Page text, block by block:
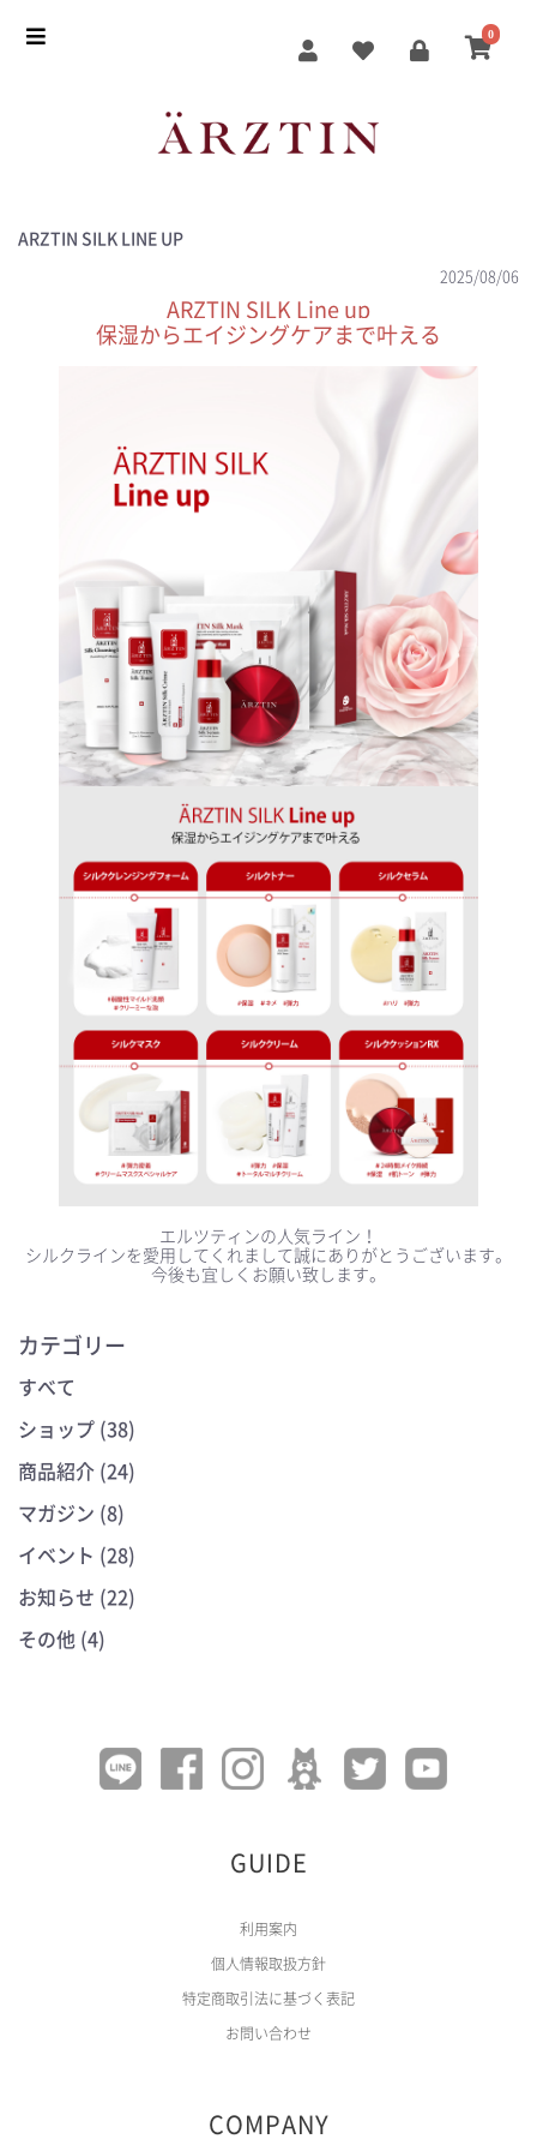
0
ARZTIN SILK LINE UP
2025/08/06
ARZTIN SILK Line up
保湿からエイジングケアまで叶える
エルツティンの人気ライン！
シルクラインを愛用してくれまして誠にありがとうございます。
今後も宜しくお願い致します。
カテゴリー
すべて
ショップ (38)
商品紹介 (24)
マガジン (8)
イベント (28)
お知らせ (22)
その他 (4)
GUIDE
利用案内
個人情報取扱方針
特定商取引法に基づく表記
お問い合わせ
COMPANY